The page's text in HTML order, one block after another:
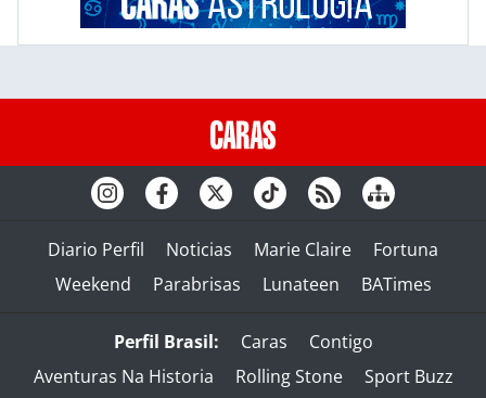
Diario Perfil Noticias Marie Claire
Fortuna
Weekend
Parabrisas Lunateen BATimes
Perfil Brasil: Caras
Contigo
Aventuras Na Historia
Rolling Stone
Sport Buzz